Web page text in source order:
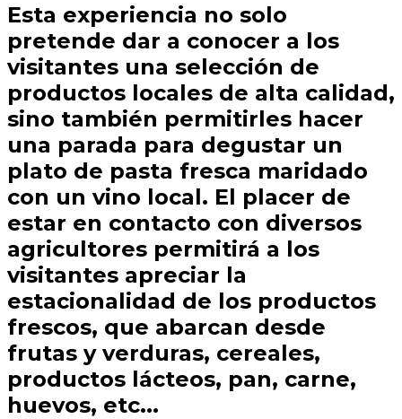
Esta experiencia no solo
pretende dar a conocer a los
visitantes una selección de
productos locales de alta calidad,
sino también permitirles hacer
una parada para degustar un
plato de pasta fresca maridado
con un vino local. El placer de
estar en contacto con diversos
agricultores permitirá a los
visitantes apreciar la
estacionalidad de los productos
frescos, que abarcan desde
frutas y verduras, cereales,
productos lácteos, pan, carne,
huevos, etc...